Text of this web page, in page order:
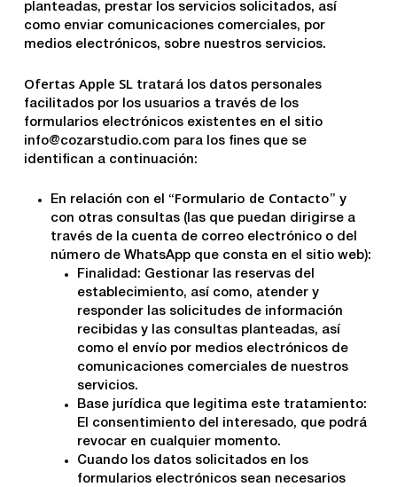
planteadas, prestar los servicios solicitados, así
como enviar comunicaciones comerciales, por
medios electrónicos, sobre nuestros servicios.
Ofertas Apple SLtratará los datos personales
facilitados por los usuarios a través de los
formularios electrónicos existentes en el sitio
info@cozarstudio.com para los fines que se
identifican a continuación:
En relación con el “Formulario de Contacto” y
con otras consultas (las que puedan dirigirse a
través de la cuenta de correo electrónico o del
número de WhatsApp que consta en el sitio web):
Finalidad: Gestionar las reservas del
establecimiento, así como, atender y
responder las solicitudes de información
recibidas y las consultas planteadas, así
como el envío por medios electrónicos de
comunicaciones comerciales de nuestros
servicios.
Base jurídica que legitima este tratamiento:
El consentimiento del interesado, que podrá
revocar en cualquier momento.
Cuando los datos solicitados en los
formularios electrónicos sean necesarios